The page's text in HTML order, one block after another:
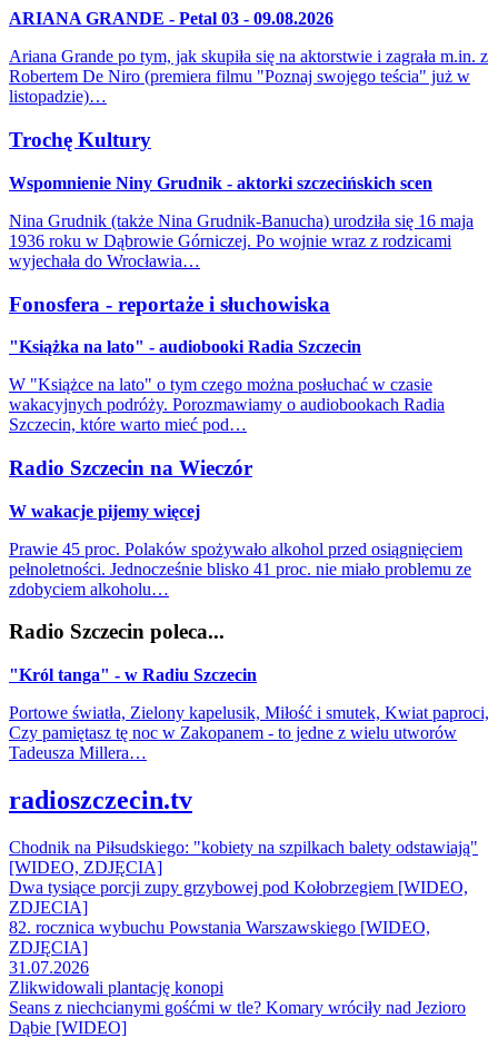
ARIANA GRANDE - Petal 03 - 09.08.2026
Ariana Grande po tym, jak skupiła się na aktorstwie i zagrała m.in. z
Robertem De Niro (premiera filmu "Poznaj swojego teścia" już w
listopadzie)…
Trochę Kultury
Wspomnienie Niny Grudnik - aktorki szczecińskich scen
Nina Grudnik (także Nina Grudnik-Banucha) urodziła się 16 maja
1936 roku w Dąbrowie Górniczej. Po wojnie wraz z rodzicami
wyjechała do Wrocławia…
Fonosfera - reportaże i słuchowiska
"Książka na lato" - audiobooki Radia Szczecin
W "Książce na lato" o tym czego można posłuchać w czasie
wakacyjnych podróży. Porozmawiamy o audiobookach Radia
Szczecin, które warto mieć pod…
Radio Szczecin na Wieczór
W wakacje pijemy więcej
Prawie 45 proc. Polaków spożywało alkohol przed osiągnięciem
pełnoletności. Jednocześnie blisko 41 proc. nie miało problemu ze
zdobyciem alkoholu…
Radio Szczecin poleca...
"Król tanga" - w Radiu Szczecin
Portowe światła, Zielony kapelusik, Miłość i smutek, Kwiat paproci,
Czy pamiętasz tę noc w Zakopanem - to jedne z wielu utworów
Tadeusza Millera…
radioszczecin.tv
Chodnik na Piłsudskiego: "kobiety na szpilkach balety odstawiają"
[WIDEO, ZDJĘCIA]
Dwa tysiące porcji zupy grzybowej pod Kołobrzegiem [WIDEO,
ZDJECIA]
82. rocznica wybuchu Powstania Warszawskiego [WIDEO,
ZDJĘCIA]
31.07.2026
Zlikwidowali plantację konopi
Seans z niechcianymi gośćmi w tle? Komary wróciły nad Jezioro
Dąbie [WIDEO]